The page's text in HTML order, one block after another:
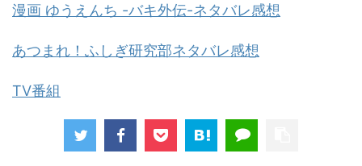
漫画 ゆうえんち -バキ外伝-ネタバレ感想
あつまれ！ふしぎ研究部ネタバレ感想
TV番組